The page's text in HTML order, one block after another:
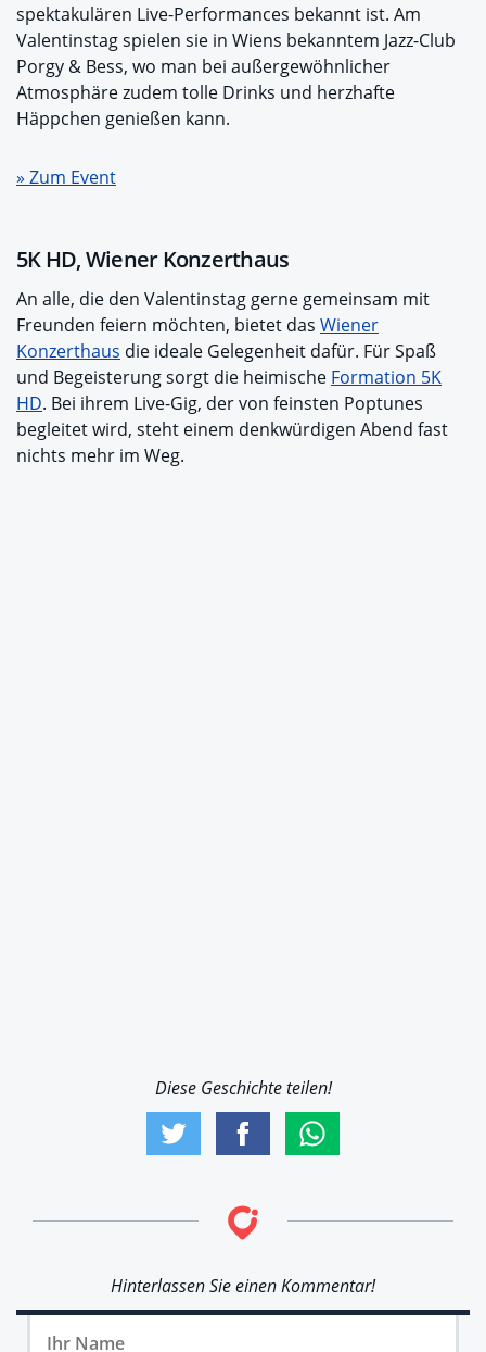
spektakulären Live-Performances bekannt ist. Am
Valentinstag spielen sie in Wiens bekanntem Jazz-Club
Porgy & Bess, wo man bei außergewöhnlicher
Atmosphäre zudem tolle Drinks und herzhafte
Häppchen genießen kann.
» Zum Event
5K HD, Wiener Konzerthaus
An alle, die den Valentinstag gerne gemeinsam mit
Freunden feiern möchten, bietet das Wiener
Konzerthaus die ideale Gelegenheit dafür. Für Spaß
und Begeisterung sorgt die heimische Formation 5K
HD. Bei ihrem Live-Gig, der von feinsten Poptunes
begleitet wird, steht einem denkwürdigen Abend fast
nichts mehr im Weg.
Diese Geschichte teilen!
Hinterlassen Sie einen Kommentar!